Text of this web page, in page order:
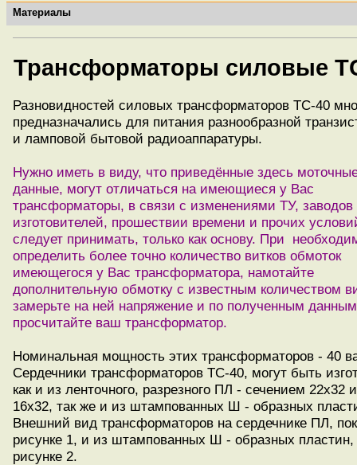
Материалы
Трансформаторы силовые
Разновидностей силовых трансформаторов ТС-40
предназначались для питания разнообразной
и ламповой бытовой радиоаппаратуры.
Нужно иметь в виду, что приведённые здесь
данные, могут отличаться на имеющиеся у Вас
трансформаторы, в связи с изменениями ТУ, заводов
изготовителей, прошествии времени и прочих
следует принимать, только как основу. При
определить более точно количество витков обмоток
имеющегося у Вас трансформатора, намотайте
дополнительную обмотку с известным количеством
замерьте на ней напряжение и по полученным данным
просчитайте ваш трансформатор.
Номинальная мощность этих трансформаторов - 40
Сердечники трансформаторов ТС-40, могут быть
как и из ленточного, разрезного ПЛ - сечением 22х32
16х32, так же и из штампованных Ш - образных
Внешний вид трансформаторов на сердечнике ПЛ,
рисунке 1, и из штампованных Ш - образных пластин,
рисунке 2.